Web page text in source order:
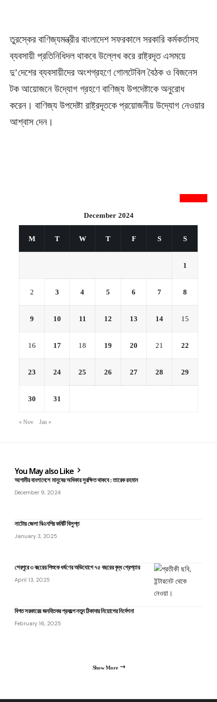
তুরস্কের বাণিজ্যমন্ত্রীর বাংলাদেশ সফরকালে সরকারি কর্মকর্তাসহ
ব্যবসায়ী প্রতিনিধিদল থাকবে উল্লেখ করে রাষ্ট্রদূত এসময়ে
দু’দেশের ব্যবসায়ীদের অংশগ্রহণে গোলটেবিল বৈঠক ও বিজনেস
টক আয়োজনে উদ্যোগ গ্রহণে বাণিজ্য উপদেষ্টাকে অনুরোধ
করেন। বাণিজ্য উপদেষ্টা রাষ্ট্রদূতকে প্রয়োজনীয় উদ্যোগ নেওয়ার
আশ্বাস দেন।
December 2024
M T W T F S S
1
2 3 4 5 6 7 8
9 10 11 12 13 14 15
16 17 18 19 20 21 22
23 24 25 26 27 28 29
30 31
« Nov Jan »
You May also Like
আগামীর বাংলাদেশে মানুষের অধিকার সুরক্ষিত থাকবে : তারেক রহমান
December 9, 2024
নাটোর জেলা বিএনপির কমিটি বিলুপ্ত
January 3, 2025
শেরপুরে ৩ বছরের শিশুকে ধর্ষণের অভিযোগে ৭৫ বছরের বৃদ্ধ গ্রেপ্তার
April 13, 2025
বিগত সরকারের জনহিতকর প্রকল্পে নতুন ঠিকাদার নিয়োগের নির্দেশনা
February 16, 2025
Show More